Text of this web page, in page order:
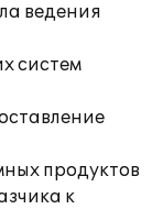
ведения
систем
продуктов
к